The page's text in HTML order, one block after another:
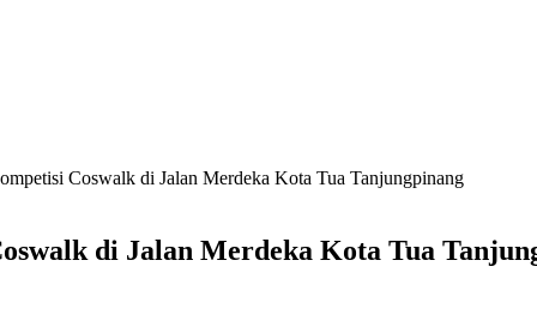
Coswalk di Jalan Merdeka Kota Tua Tanjungpinang
di Jalan Merdeka Kota Tua